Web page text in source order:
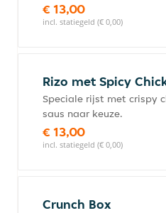
€ 13,00
incl. statiegeld (€ 0,00)
Rizo met Spicy
Speciale rijst met crispy
saus naar keuze.
€ 13,00
incl. statiegeld (€ 0,00)
Crunch Box